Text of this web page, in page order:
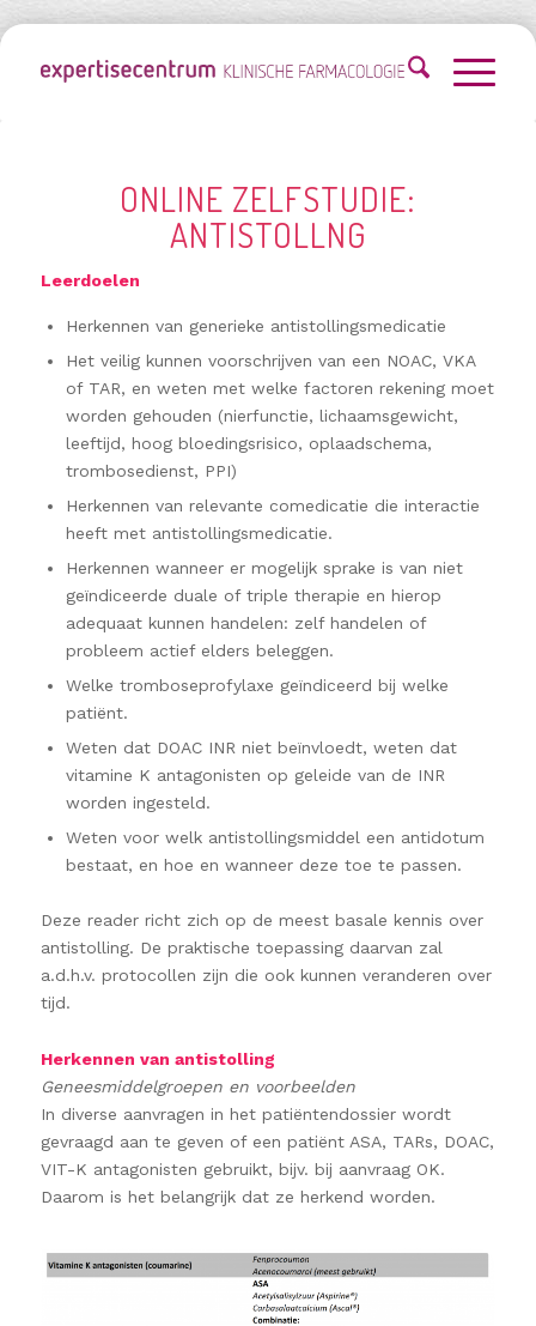
ONLINE ZELFSTUDIE:
ANTISTOLLNG
Leerdoelen
Herkennen van generieke antistollingsmedicatie
Het veilig kunnen voorschrijven van een NOAC, VKA
of TAR, en weten met welke factoren rekening moet
worden gehouden (nierfunctie, lichaamsgewicht,
leeftijd, hoog bloedingsrisico, oplaadschema,
trombosedienst, PPI)
Herkennen van relevante comedicatie die interactie
heeft met antistollingsmedicatie.
Herkennen wanneer er mogelijk sprake is van niet
geïndiceerde duale of triple therapie en hierop
adequaat kunnen handelen: zelf handelen of
probleem actief elders beleggen.
Welke tromboseprofylaxe geïndiceerd bij welke
patiënt.
Weten dat DOAC INR niet beïnvloedt, weten dat
vitamine K antagonisten op geleide van de INR
worden ingesteld.
Weten voor welk antistollingsmiddel een antidotum
bestaat, en hoe en wanneer deze toe te passen.
Deze reader richt zich op de meest basale kennis over
antistolling. De praktische toepassing daarvan zal
a.d.h.v. protocollen zijn die ook kunnen veranderen over
tijd.
Herkennen van antistolling
Geneesmiddelgroepen en voorbeelden
In diverse aanvragen in het patiëntendossier wordt
gevraagd aan te geven of een patiënt ASA, TARs, DOAC,
VIT-K antagonisten gebruikt, bijv. bij aanvraag OK.
Daarom is het belangrijk dat ze herkend worden.